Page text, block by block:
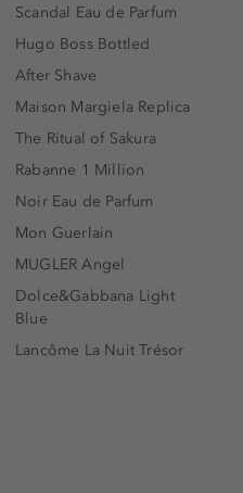
Scandal Eau de Parfum
Hugo Boss Bottled
After Shave
Maison Margiela Replica
The Ritual of Sakura
Rabanne 1 Million
Noir Eau de Parfum
Mon Guerlain
MUGLER Angel
Dolce&Gabbana Light
Blue
Lancôme La Nuit Trésor